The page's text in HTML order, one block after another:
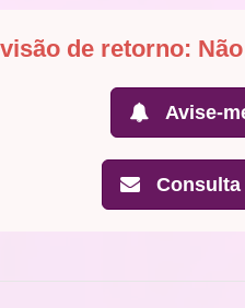
de retorno:
Avise-
Consulta